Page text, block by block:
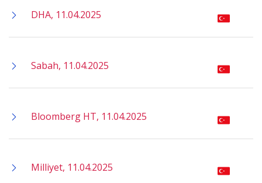
DHA, 11.04.2025
Sabah, 11.04.2025
Bloomberg HT, 11.04.2025
Milliyet, 11.04.2025